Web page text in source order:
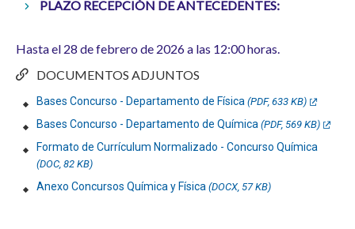
DOCUMENTOS ADJUNTOS
Bases Concurso - Departamento de Física (PDF, 633 KB)
Bases Concurso - Departamento de Química (PDF, 569 KB)
Formato de Currículum Normalizado - Concurso Química
(DOC, 82 KB)
Anexo Concursos Química y Física (DOCX, 57 KB)
PLAZO RECEPCIÓN DE ANTECEDENTES:
Hasta el 28 de febrero de 2026 a las 12:00 horas.